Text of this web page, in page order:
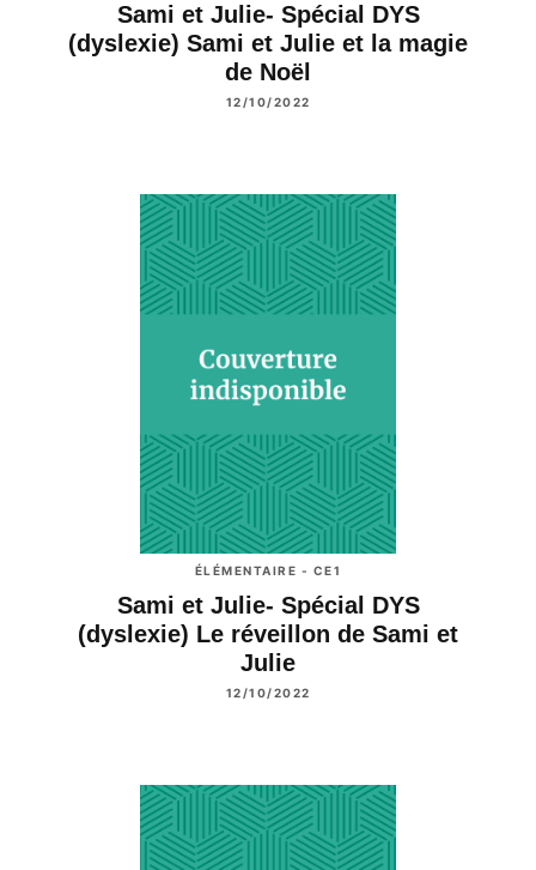
Sami et Julie- Spécial DYS
(dyslexie) Sami et Julie et la magie
de Noël
12/10/2022
ÉLÉMENTAIRE - CE1
Sami et Julie- Spécial DYS
(dyslexie) Le réveillon de Sami et
Julie
12/10/2022